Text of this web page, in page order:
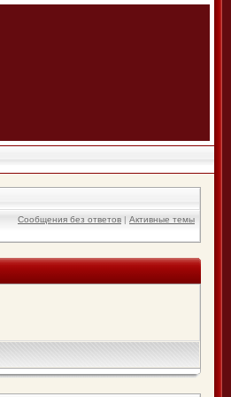
Сообщения без ответов | Активные темы